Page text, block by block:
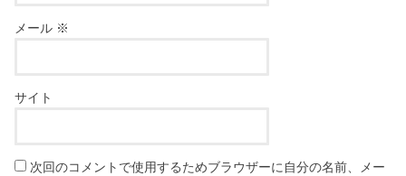
メール ※
サイト
次回のコメントで使用するためブラウザーに自分の名前、メー